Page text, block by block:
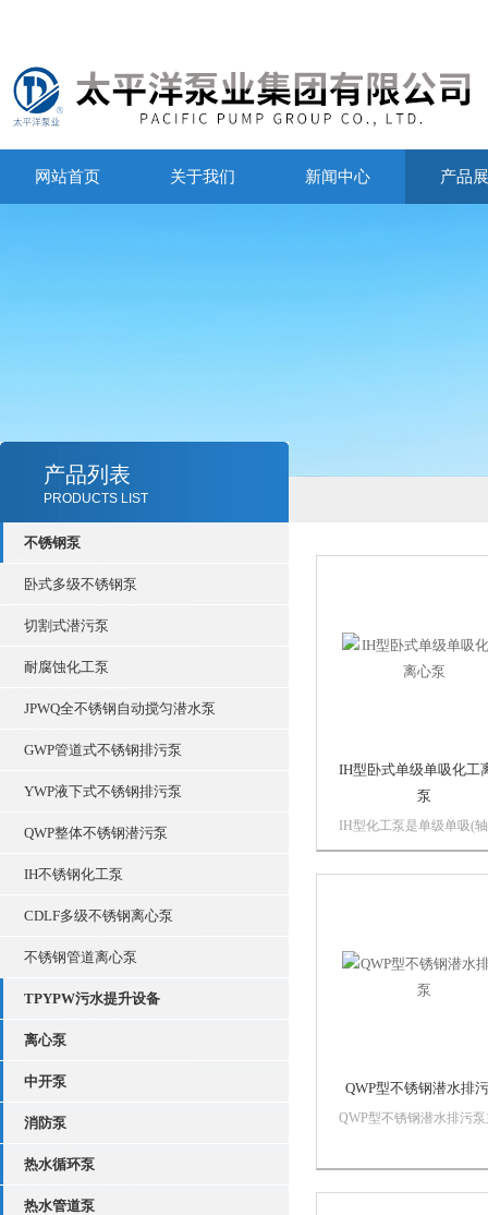
网站首页 关于我们 新闻中心 产品
产品列表
PRODUCTS LIST
不锈钢泵
卧式多级不锈钢泵
切割式潜污泵
耐腐蚀化工泵
JPWQ全不锈钢自动搅匀潜水泵
GWP管道式不锈钢排污泵
YWP液下式不锈钢排污泵
QWP整体不锈钢潜污泵
IH不锈钢化工泵
CDLF多级不锈钢离心泵
不锈钢管道离心泵
TPYPW污水提升设备
离心泵
中开泵
消防泵
热水循环泵
热水管道泵
IH型卧式单级单吸化工
泵
IH型化工泵是单级单吸(
吸入)悬臂式离心泵，供
效率高、“三化”水平高和
QWP型不锈钢潜水排
QWP型不锈钢潜水排污